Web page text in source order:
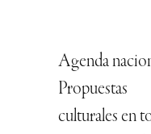
Agenda
Propuestas
culturales en